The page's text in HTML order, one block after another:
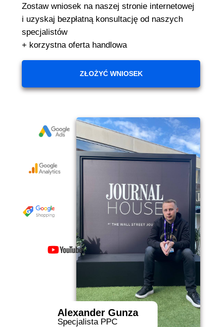
Zostaw wniosek na naszej stronie internetowej
i uzyskaj bezpłatną konsultację od naszych
specjalistów
+ korzystna oferta handlowa
ZŁOŻYĆ WNIOSEK
Alexander Gunza
Specjalista PPC